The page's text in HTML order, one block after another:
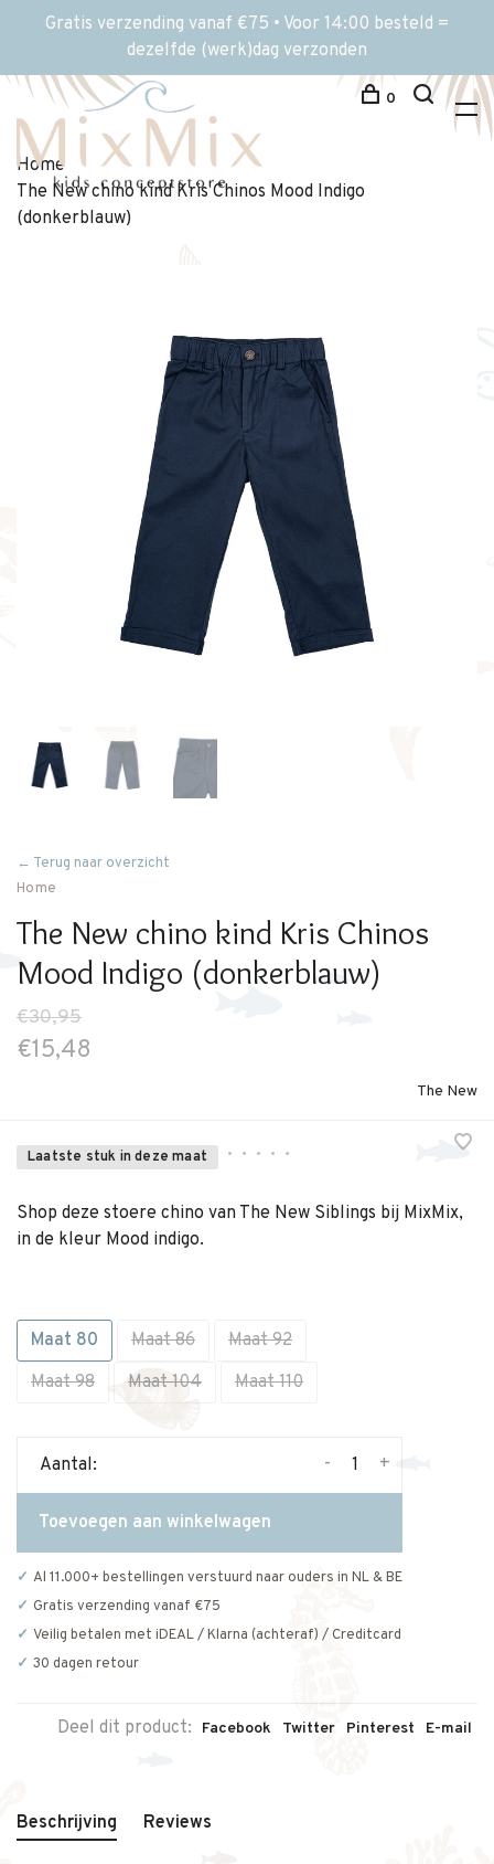
Gratis verzending vanaf €75 • Voor 14:00 besteld =
dezelfde (werk)dag verzonden
0
Home
The New chino kind Kris Chinos Mood Indigo
(donkerblauw)
← Terug naar overzicht
Home
The New chino kind Kris Chinos
Mood Indigo (donkerblauw)
€30,95
€15,48
The New
Laatste stuk in deze maat • • • • •
Shop deze stoere chino van The New Siblings bij MixMix,
in de kleur Mood indigo.
Maat 80 Maat 86
Maat 92
Maat 98
Maat 104 Maat 110
Aantal: +
-
Toevoegen aan winkelwagen
Al 11.000+ bestellingen verstuurd naar ouders in NL & BE
Gratis verzending vanaf €75
Veilig betalen met iDEAL / Klarna (achteraf) / Creditcard
30 dagen retour
Deel dit product: Facebook Twitter Pinterest E-mail
Beschrijving Reviews